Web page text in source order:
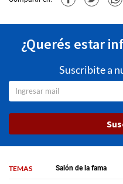
¿Querés estar
Suscribite a
TEMAS Salón de la fama